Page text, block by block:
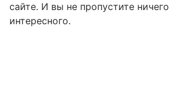
сайте. И вы не пропустите
интересного.